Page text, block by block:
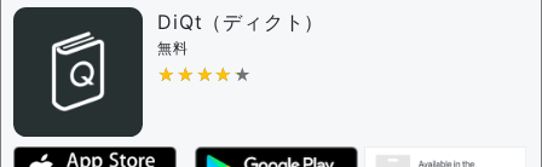
問題の編集権限を持つユーザー -
審査に対する投票権限を持つユーザー -
ザー
決定に必要な投票数 -
編集ガイドライン
DiQt（ディクト）
無料
★★★★★
★★★★★